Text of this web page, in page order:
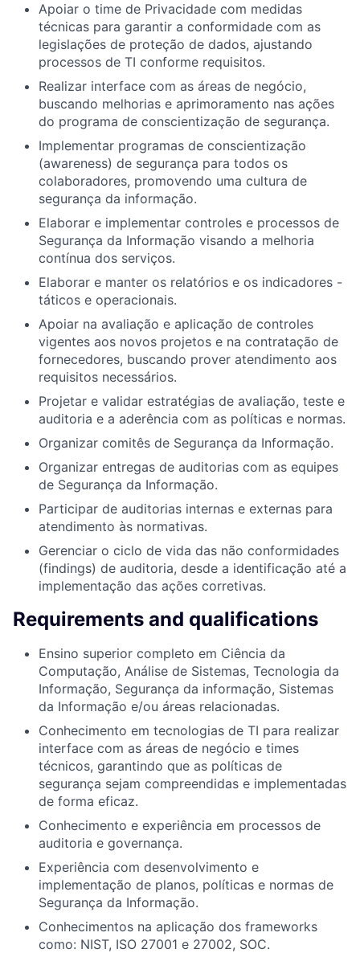
Apoiar o time de Privacidade com medidas
técnicas para garantir a conformidade com as
legislações de proteção de dados, ajustando
processos de TI conforme requisitos.
Realizar interface com as áreas de negócio,
buscando melhorias e aprimoramento nas ações
do programa de conscientização de segurança.
Implementar programas de conscientização
(awareness) de segurança para todos os
colaboradores, promovendo uma cultura de
segurança da informação.
Elaborar e implementar controles e processos de
Segurança da Informação visando a melhoria
contínua dos serviços.
Elaborar e manter os relatórios e os indicadores -
táticos e operacionais.
Apoiar na avaliação e aplicação de controles
vigentes aos novos projetos e na contratação de
fornecedores, buscando prover atendimento aos
requisitos necessários.
Projetar e validar estratégias de avaliação, teste e
auditoria e a aderência com as políticas e normas.
Organizar comitês de Segurança da Informação.
Organizar entregas de auditorias com as equipes
de Segurança da Informação.
Participar de auditorias internas e externas para
atendimento às normativas.
Gerenciar o ciclo de vida das não conformidades
(findings) de auditoria, desde a identificação até a
implementação das ações corretivas.
Requirements and qualifications
Ensino superior completo em Ciência da
Computação, Análise de Sistemas, Tecnologia da
Informação, Segurança da informação, Sistemas
da Informação e/ou áreas relacionadas.
Conhecimento em tecnologias de TI para realizar
interface com as áreas de negócio e times
técnicos, garantindo que as políticas de
segurança sejam compreendidas e implementadas
de forma eficaz.
Conhecimento e experiência em processos de
auditoria e governança.
Experiência com desenvolvimento e
implementação de planos, políticas e normas de
Segurança da Informação.
Conhecimentos na aplicação dos frameworks
como: NIST, ISO 27001 e 27002, SOC.